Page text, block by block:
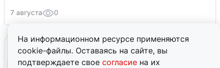
На информационном ресурсе применяются
cookie-файлы. Оставаясь на сайте, вы
подтверждаете свое согласие на их
7 августа 0